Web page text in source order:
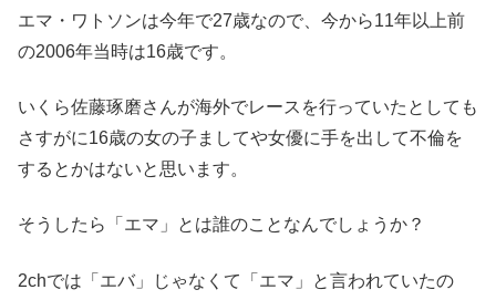
エマ・ワトソンは今年で27歳なので、今から11年以上前
の2006年当時は16歳です。
いくら佐藤琢磨さんが海外でレースを行っていたとしても
さすがに16歳の女の子ましてや女優に手を出して不倫を
するとかはないと思います。
そうしたら「エマ」とは誰のことなんでしょうか？
2chでは「エバ」じゃなくて「エマ」と言われていたの